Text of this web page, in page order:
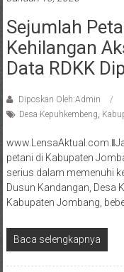
Sejumlah
Kehilangan
Data RDKK
Diposkan Oleh:Admin
Desa Kepuhkembeng
petani di Kabupaten
serius dalam memenuhi
Dusun Kandangan, Desa
Kabupaten Jombang,
Baca selengkapnya